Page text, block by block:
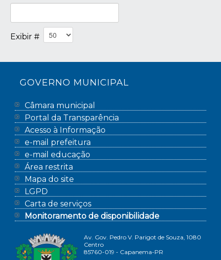
Exibir #
GOVERNO MUNICIPAL
Câmara municipal
Portal da Transparência
Acesso à Informação
e-mail prefeitura
e-mail educação
Área restrita
Mapa do site
LGPD
Carta de serviços
Monitoramento de disponibilidade
Av. Gov. Pedro V. Parigot de Souza, 1080
Centro
85760-019 - Capanema-PR